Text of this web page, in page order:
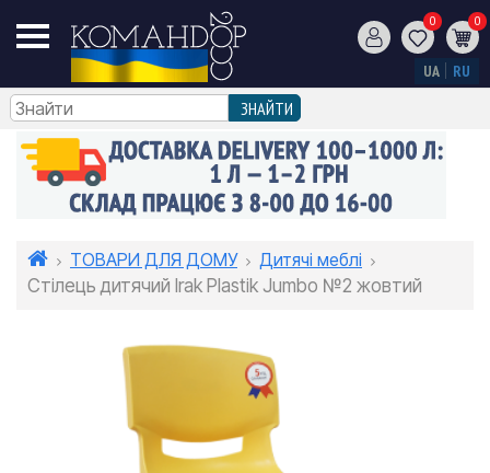
0 0
UA RU
ТОВАРИ ДЛЯ ДОМУ
Дитячі меблі
Стілець дитячий Irak Plastik Jumbo №2 жовтий